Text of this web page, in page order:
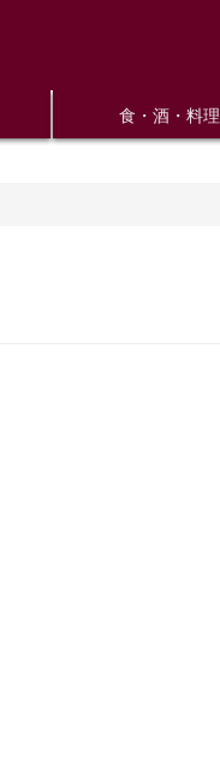
食・酒・料理